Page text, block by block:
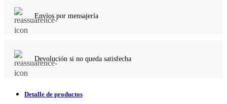
Envíos por mensajería
Devolución si no queda satisfecha
Detalle de productos